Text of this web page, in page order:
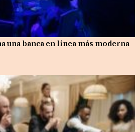
una banca en línea más moderna